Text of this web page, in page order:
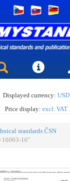
Displayed currency: USD
Price display: excl. VAT
standards ČSN
16063-16"